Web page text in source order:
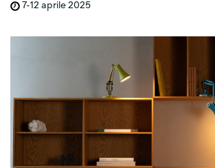
7-12 aprile 2025